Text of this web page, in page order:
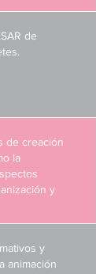
de
de creación
la
y
y
animación